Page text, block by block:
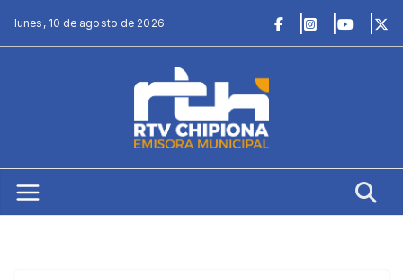
lunes, 10 de agosto de 2026